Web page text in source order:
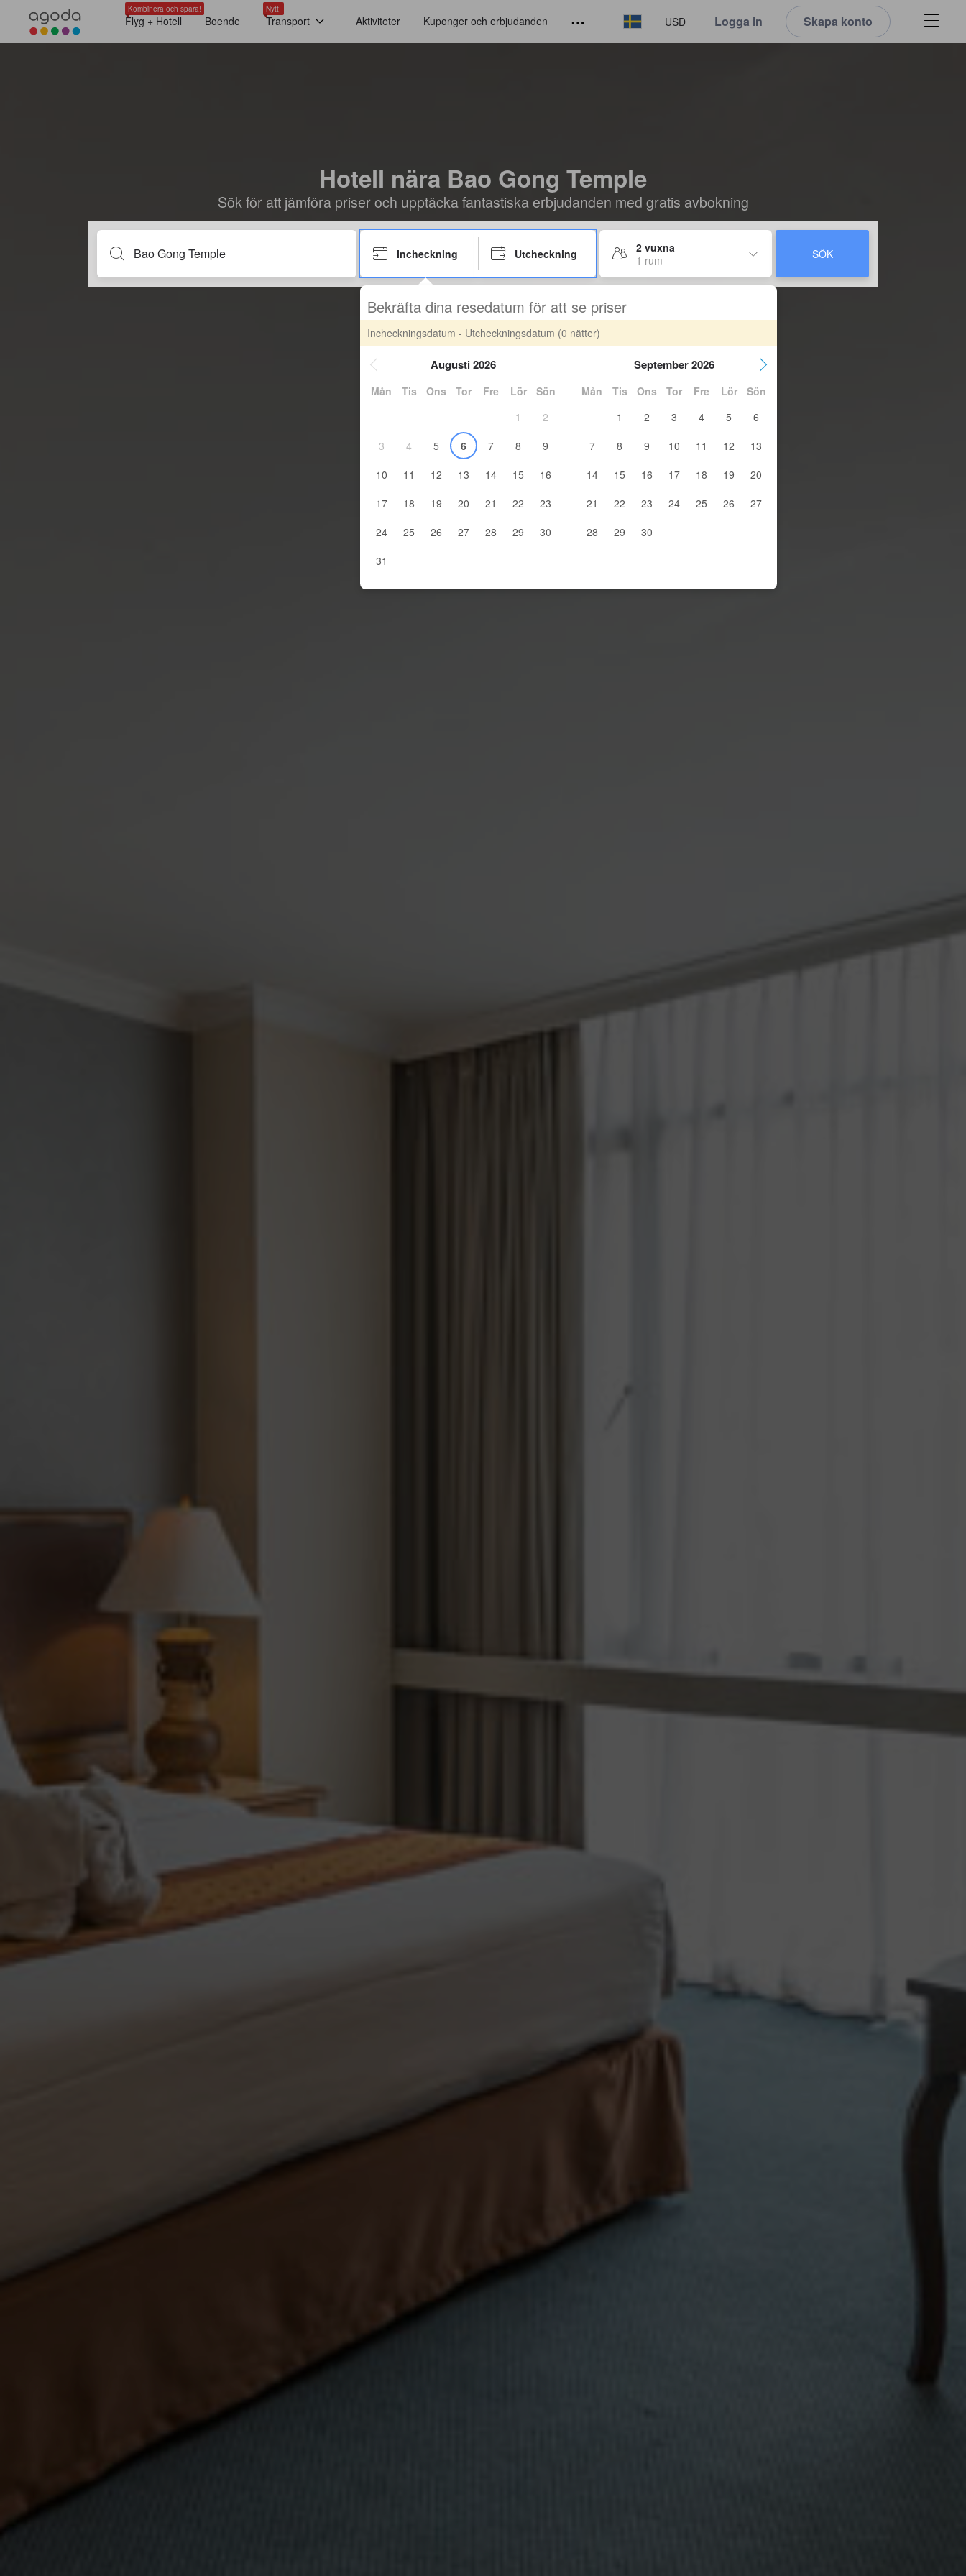
Kombinera och spara!
Flyg + Hotell Boende
Nytt!
Transport Aktiviteter Kuponger och erbjudanden USD Logga in Skapa konto
Hotell nära Bao Gong Temple
Sök för att jämföra priser och upptäcka fantastiska erbjudanden med gratis avbokning
Incheckning Utcheckning
2 vuxna
1 rum
SÖK
Bekräfta dina resedatum för att se priser
Incheckningsdatum - Utcheckningsdatum (0 nätter)
Augusti 2026
Mån Tis Ons Tor Fre Lör
Sön
1
2
3
4 5 6 7 8
9
10
11 12 13 14 15
16
17
18 19 20 21 22
23
24
25 26 27 28 29
30
31
September 2026
Mån Tis Ons Tor Fre Lör
Sön
1
2 3 4 5
6
7
8 9 10 11 12
13
14
15 16 17 18 19
20
21
22 23 24 25 26
27
28
29 30